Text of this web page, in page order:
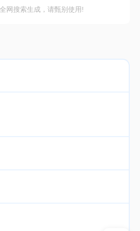
网搜索生成，请甄别使用!